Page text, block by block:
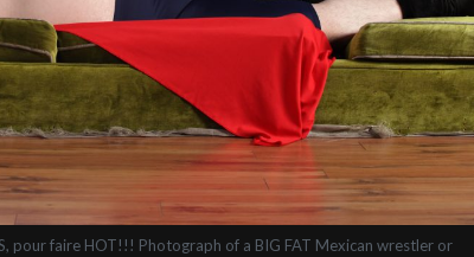
pour faire HOT!!! Photograph of a BIG FAT Mexican wrestler or